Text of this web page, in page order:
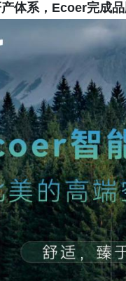
体系，Ecoer完成